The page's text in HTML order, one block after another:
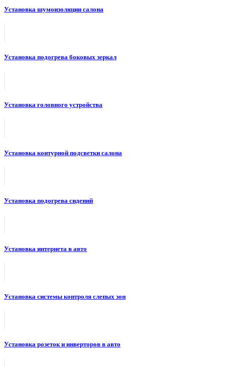
Установка шумоизоляции салона
Установка подогрева боковых зеркал
Установка головного устройства
Установка контурной подсветки салона
Установка подогрева сидений
Установка интернета в авто
Установка системы контроля слепых зон
Установка розеток и инверторов в авто